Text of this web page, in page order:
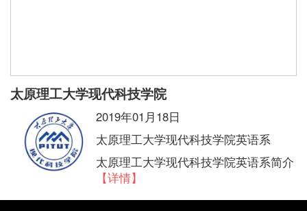
太原理工大学现代科技学院
2019年01月18日
太原理工大学现代科技学院英语系
太原理工大学现代科技学院英语系简介
【详情】